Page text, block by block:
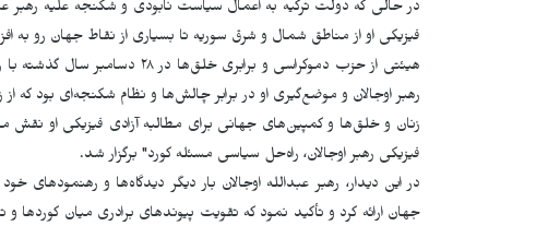
در حالی که دولت ترکیه به اعمال سیاست نابودی و شکنجه علیه رهبر
فیزیکی او از مناطق شمال و شرق سوریه تا بسیاری از نقاط جهان رو به
هیئتی از حزب دموکراسی و برابری
رهبر اوجالان و موضع‌گیری او در برابر چالش‌ها و نظام شکنجه‌ای بود
زنان و خلق‌ها و کمپین‌های جهانی برای مطالبه آزادی فیزیکی او نقش
فیزیکی رهبر اوجالان، راه‌حل سیاسی مسئله کورد" برگزار شد.
در این دیدار، رهبر عبدالله اوجالان بار دیگر دیدگاه‌ها و
جهان ارائه کرد و تأکید نمود که تقویت پیوندهای برادری میان